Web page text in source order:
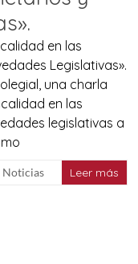
en las
Legislativas».
una charla
en las
legislativas a
Noticias Leer más